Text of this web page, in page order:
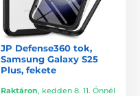
JP Defense360 tok,
Samsung Galaxy S25
Plus, fekete
Raktáron, kedden 8. 11. Önnél